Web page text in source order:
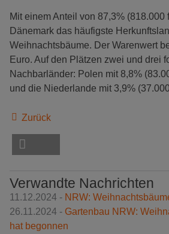
Mit einem Anteil von 87,3% (818.000
Dänemark das häufigste
Weihnachtsbäume. Der Warenwert
Euro. Auf den Plätzen zwei und drei
Nachbarländer: Polen mit 8,8%
und die Niederlande mit 3,9%
Zurück
Verwandte Nachrichten
11.12.2024 - NRW:
26.11.2024 - Gartenbau NRW:
hat begonnen